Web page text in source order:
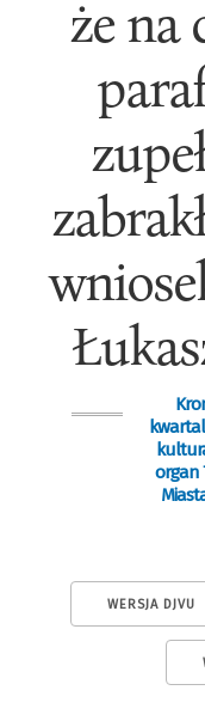
że na
organ
WERSJA DJVU